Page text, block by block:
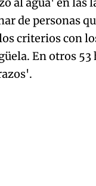
de personas
criterios con
En otros